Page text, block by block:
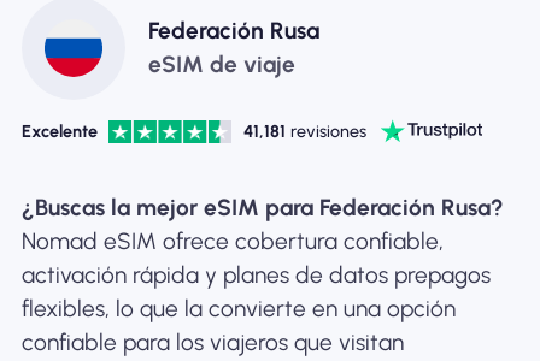
Entra / Registrarse
Acerca de eSIM
Federación Rusa
eSIM de viaje
Excelente 41,181 revisiones
¿Buscas la mejor eSIM para Federación Rusa?
Nomad eSIM ofrece cobertura confiable,
activación rápida y planes de datos prepagos
flexibles, lo que la convierte en una opción
confiable para los viajeros que visitan